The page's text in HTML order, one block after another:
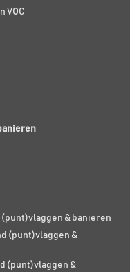
VOC
& banieren
(punt)vlaggen &
(punt)vlaggen &